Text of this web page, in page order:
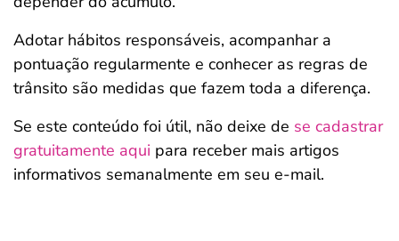
Adotar hábitos responsáveis, acompanhar a
pontuação regularmente e conhecer as regras de
trânsito são medidas que fazem toda a diferença.
Se este conteúdo foi útil, não deixe de se cadastrar
gratuitamente aqui para receber mais artigos
informativos semanalmente em seu e-mail.